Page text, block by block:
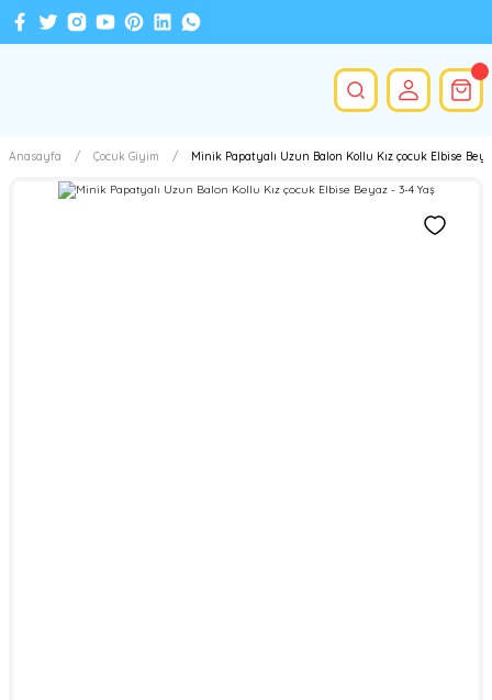
Anasayfa Çocuk Giyim Minik Papatyalı Uzun Balon Kollu Kız çocuk Elbise